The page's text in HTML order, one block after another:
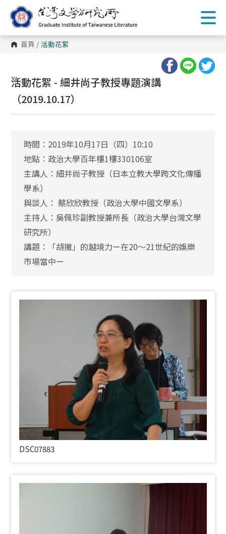
到
主
內
容 首頁 / 活動花絮
:::
活動花絮 - 細井尚子教授專題演講
（2019.10.17）
時間：2019年10月17日（四）10:10
地點：政治大學百年樓1樓330106室
主講人：細井尚子教授（日本立教大學跨文化傳播
學系）
與談人： 蔡欣欣教授（政治大學中國文學系）
主持人：吳佩珍副教授兼所長（政治大學台灣文學
研究所）
講題：「胡撇」的越境力ー在20〜21世紀的娛樂
市場當中ー
DSC07883